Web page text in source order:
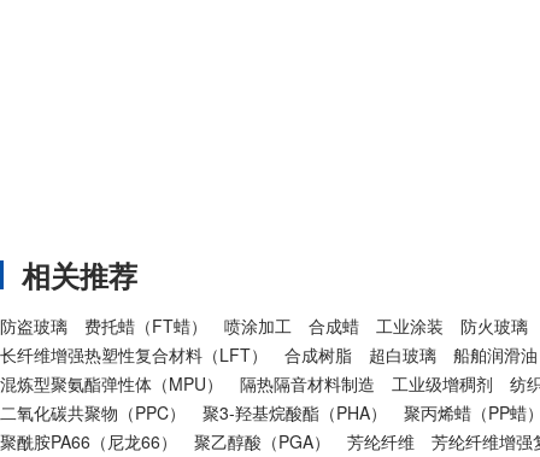
相关推荐
防盗玻璃 费托蜡（FT蜡） 喷涂加工 合成蜡 工业涂装
防火玻璃
长纤维增强热塑性复合材料（LFT）
合成树脂 超白玻璃
船舶润滑油
混炼型聚氨酯弹性体（MPU）
隔热隔音材料制造 工业级增稠剂
纺
二氧化碳共聚物（PPC）
聚3-羟基烷酸酯（PHA）
聚丙烯蜡（PP蜡
聚酰胺PA66（尼龙66）
聚乙醇酸（PGA） 芳纶纤维
芳纶纤维增强